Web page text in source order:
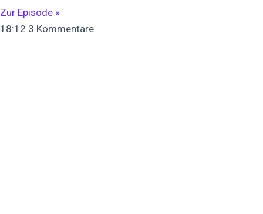
Zur Episode »
18:12 3 Kommentare